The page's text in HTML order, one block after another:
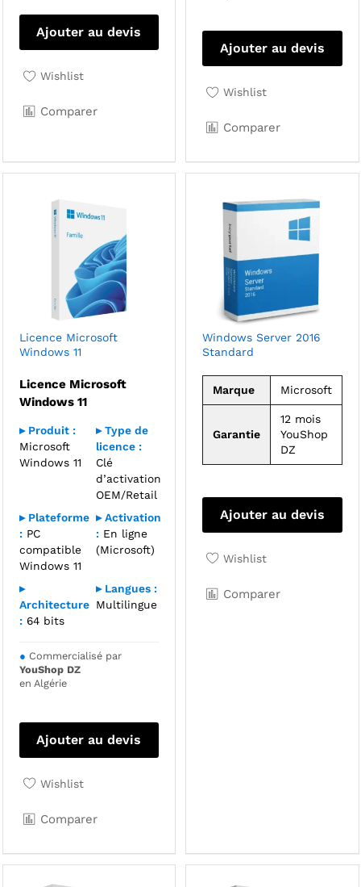
Ajouter au devis
Wishlist
Comparer
Ajouter au devis
Wishlist
Comparer
Licence Microsoft
Windows 11
Licence Microsoft
Windows 11
▸ Produit :
Microsoft
Windows 11
▸ Type de
licence :
Clé
d’activation
OEM/Retail
▸ Plateforme
:PC
compatible
Windows 11
▸ Activation
:En ligne
(Microsoft)
▸
Architecture
:64 bits
▸ Langues :
Multilingue
● Commercialisé par
YouShop DZ
en Algérie
Ajouter au devis
Wishlist
Comparer
Windows Server 2016
Standard
Marque Microsoft
Garantie
12 mois
YouShop
DZ
Ajouter au devis
Wishlist
Comparer